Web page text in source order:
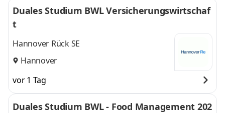
Duales Studium BWL Versicherungswirtschaf
t
Hannover Rück SE
Hannover
vor 1 Tag
Duales Studium BWL - Food Management 202